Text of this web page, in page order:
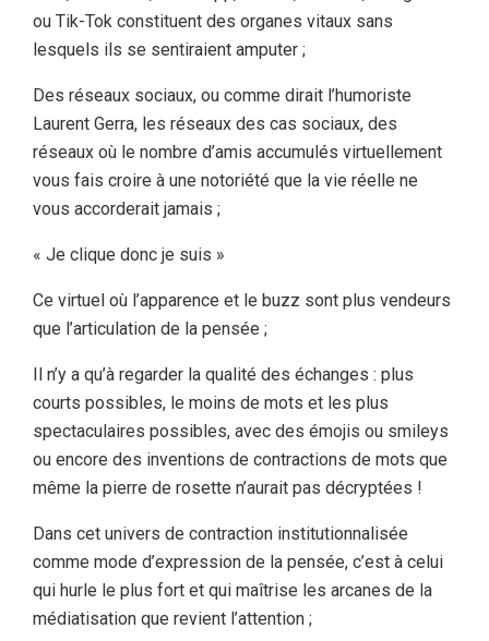
ou Tik-Tok constituent des organes vitaux sans
lesquels ils se sentiraient amputer ;
Des réseaux sociaux, ou comme dirait l’humoriste
Laurent Gerra, les réseaux des cas sociaux, des
réseaux où le nombre d’amis accumulés virtuellement
vous fais croire à une notoriété que la vie réelle ne
vous accorderait jamais ;
« Je clique donc je suis »
Ce virtuel où l’apparence et le buzz sont plus vendeurs
que l’articulation de la pensée ;
Il n’y a qu’à regarder la qualité des échanges : plus
courts possibles, le moins de mots et les plus
spectaculaires possibles, avec des émojis ou smileys
ou encore des inventions de contractions de mots que
même la pierre de rosette n’aurait pas décryptées !
Dans cet univers de contraction institutionnalisée
comme mode d’expression de la pensée, c’est à celui
qui hurle le plus fort et qui maîtrise les arcanes de la
médiatisation que revient l’attention ;